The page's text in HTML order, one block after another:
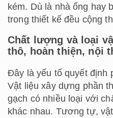
kém. Dù là nhà ống hay
trong thiết kế đều cộng
Chất lượng và loại
thô, hoàn thiện, nội
Đây là yếu tố quyết định
Vật liệu xây dựng phần
gạch có nhiều loại với
khác nhau. Tương tự,